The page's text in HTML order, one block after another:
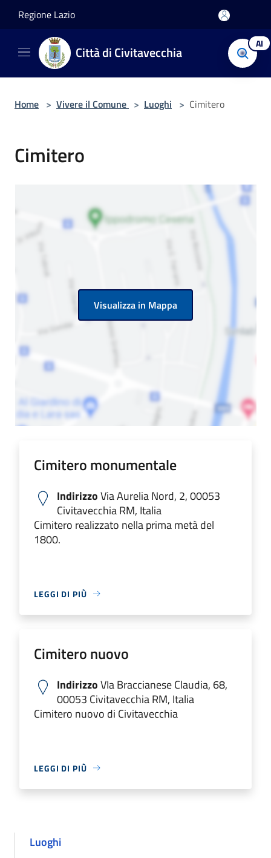
Regione Lazio
Città di Civitavecchia AI
Home > Vivere il Comune > Luoghi > Cimitero
Cimitero
Visualizza in Mappa
Cimitero monumentale
IndirizzoVia Aurelia Nord, 2, 00053
Civitavecchia RM, Italia
Cimitero realizzato nella prima metà del
1800.
LEGGI DI PIÙ
Cimitero nuovo
IndirizzoVIa Braccianese Claudia, 68,
00053 Civitavecchia RM, Italia
Cimitero nuovo di Civitavecchia
LEGGI DI PIÙ
Luoghi